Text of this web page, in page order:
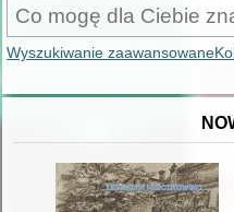
Wyszukiwanie zaawansowane